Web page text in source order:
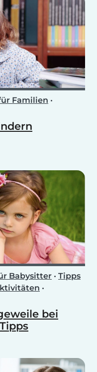
Familien •
Babysitter • Tipps
•
bei